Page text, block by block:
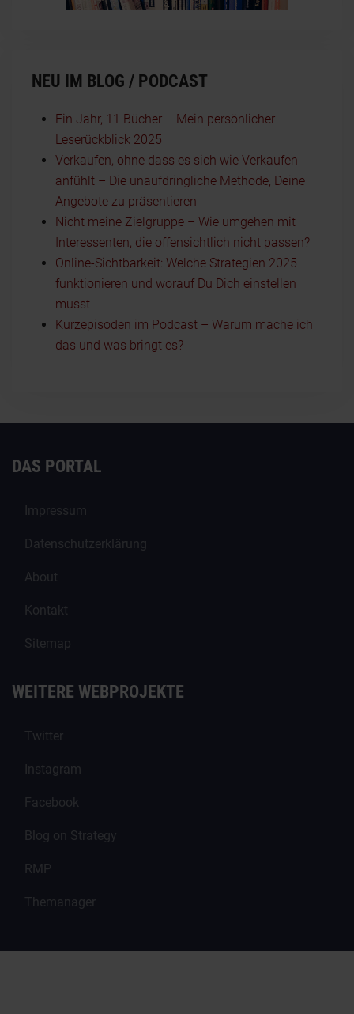
NEU IM BLOG / PODCAST
Ein Jahr, 11 Bücher – Mein persönlicher
Leserückblick 2025
Verkaufen, ohne dass es sich wie Verkaufen
anfühlt – Die unaufdringliche Methode, Deine
Angebote zu präsentieren
Nicht meine Zielgruppe – Wie umgehen mit
Interessenten, die offensichtlich nicht passen?
Online-Sichtbarkeit: Welche Strategien 2025
funktionieren und worauf Du Dich einstellen
musst
Kurzepisoden im Podcast – Warum mache ich
das und was bringt es?
DAS PORTAL
Impressum
Datenschutzerklärung
About
Kontakt
Sitemap
WEITERE WEBPROJEKTE
Twitter
Instagram
Facebook
Blog on Strategy
RMP
Themanager